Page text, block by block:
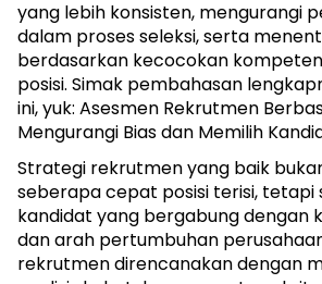
yang lebih konsisten, mengurangi
dalam proses seleksi, serta
berdasarkan kecocokan
posisi. Simak pembahasan
ini, yuk: Asesmen Rekrutmen
Mengurangi Bias dan Memilih
Strategi rekrutmen yang baik
seberapa cepat posisi terisi,
kandidat yang bergabung dengan
dan arah pertumbuhan
rekrutmen direncanakan dengan